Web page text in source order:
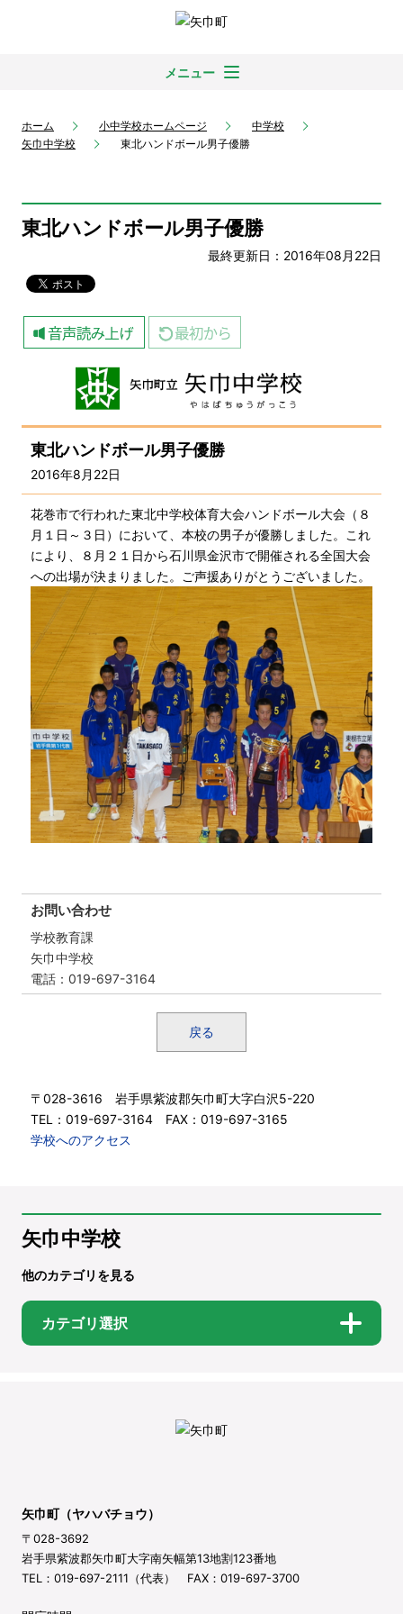
メニュー
ホーム 小中学校ホームページ
中学校
矢巾中学校
東北ハンドボール男子優勝
東北ハンドボール男子優勝
最終更新日：2016年08月22日
東北ハンドボール男子優勝
2016年8月22日
花巻市で行われた東北中学校体育大会ハンドボール大会（８
月１日～３日）において、本校の男子が優勝しました。これ
により、８月２１日から石川県金沢市で開催される全国大会
への出場が決まりました。ご声援ありがとうございました。
お問い合わせ
学校教育課
矢巾中学校
電話 ：019-697-3164
戻る
〒028-3616 岩手県紫波郡矢巾町大字白沢5-220
TEL：019-697-3164 FAX：019-697-3165
学校へのアクセス
矢巾中学校
他のカテゴリを見る
カテゴリ選択
矢巾町（ヤハバチョウ）
〒028-3692
岩手県紫波郡矢巾町大字南矢幅第13地割123番地
TEL：019-697-2111（代表） FAX：019-697-3700